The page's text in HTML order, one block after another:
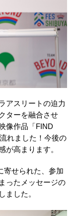
アスリートの迫力
ターを融合させ
像作品「FIND
れました！今後の
が高まります。
寄せられた、参加
ったメッセージの
ました。